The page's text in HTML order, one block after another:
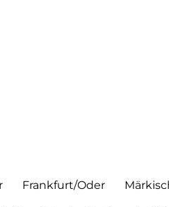
Frankfurt/Oder